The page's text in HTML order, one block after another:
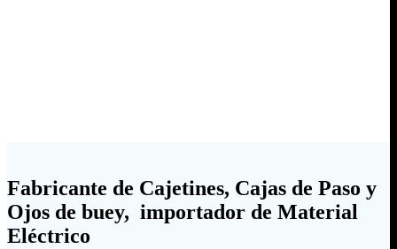
Fabricante de Cajetines, Cajas de Paso y
Ojos de buey, importador de Material
Eléctrico